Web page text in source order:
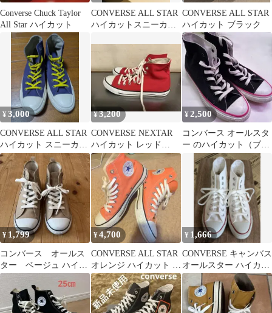
Converse Chuck Taylor
All Star ハイカット
CONVERSE ALL STAR
ハイカットスニーカー
CONVERSE ALL STAR
ハイカット ブラック
¥3,000
CONVERSE ALL STAR
ハイカット スニーカー
ブルー
¥3,200
CONVERSE NEXTAR
ハイカット レッド
26.0cm
¥2,500
コンバース オールスタ
ー のハイカット（ブラ
ック×ピ
¥ 1,799
コンバース オールス
ター ベージュ ハイカ
ットスニーカー21cm 人
気カラー
¥4,700
CONVERSE ALL STAR
オレンジ ハイカット ス
ニーカー
¥ 1,666
CONVERSE キャンバス
オールスター ハイカッ
ト ホワイト 25